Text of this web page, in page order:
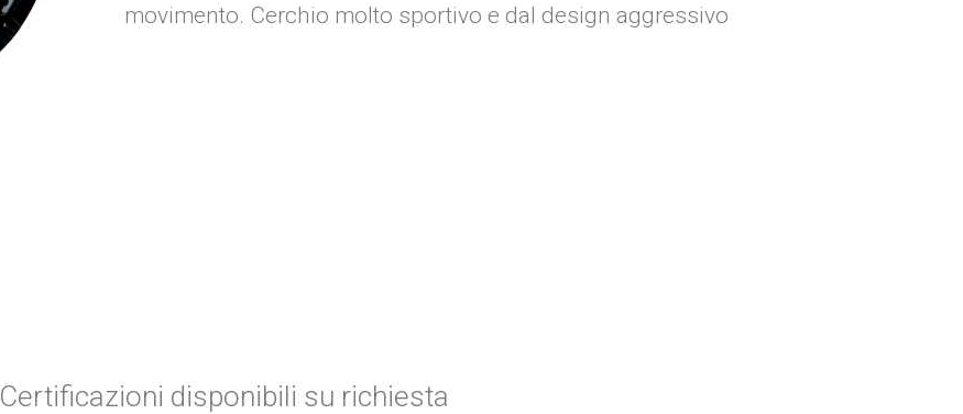
movimento. Cerchio molto sportivo e dal design aggressivo
Certificazioni disponibili su richiesta